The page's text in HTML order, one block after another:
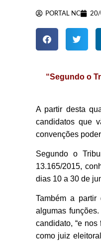
PORTAL NC
“Segundo o
A partir desta
candidatos que
convenções
Segundo o
13.165/2015,
dias 10 a 30 de
Também a partir
algumas
candidato, “e
como juiz